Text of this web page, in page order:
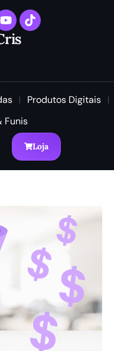
Produtos Digitais
Funis
Loja